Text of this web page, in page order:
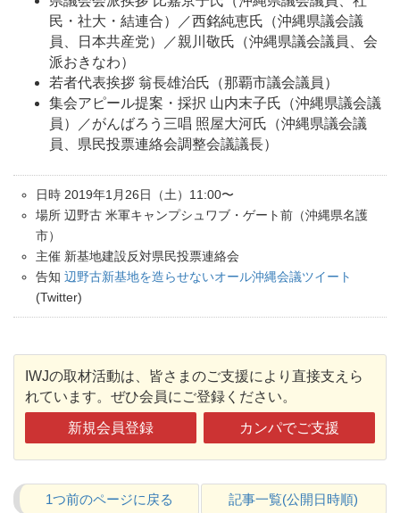
民・社大・結連合）／西銘純恵氏（沖縄県議会議
員、日本共産党）／親川敬氏（沖縄県議会議員、会
派おきなわ）
若者代表挨拶 翁長雄治氏（那覇市議会議員）
集会アピール提案・採択 山内末子氏（沖縄県議会議
員）／がんばろう三唱 照屋大河氏（沖縄県議会議
員、県民投票連絡会調整会議議長）
日時 2019年1月26日（土）11:00〜
場所 辺野古 米軍キャンプシュワブ・ゲート前（沖縄県名護
市）
主催 新基地建設反対県民投票連絡会
告知 辺野古新基地を造らせないオール沖縄会議ツイート
(Twitter)
IWJの取材活動は、皆さまのご支援により直接支えら
れています。ぜひ会員にご登録ください。
新規会員登録 カンパでご支援
1つ前のページに戻る 記事一覧(公開日時順)